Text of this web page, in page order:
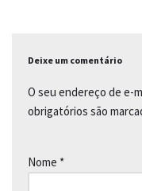
Deixe um comentário
O seu endereço de e-
obrigatórios são
Nome *